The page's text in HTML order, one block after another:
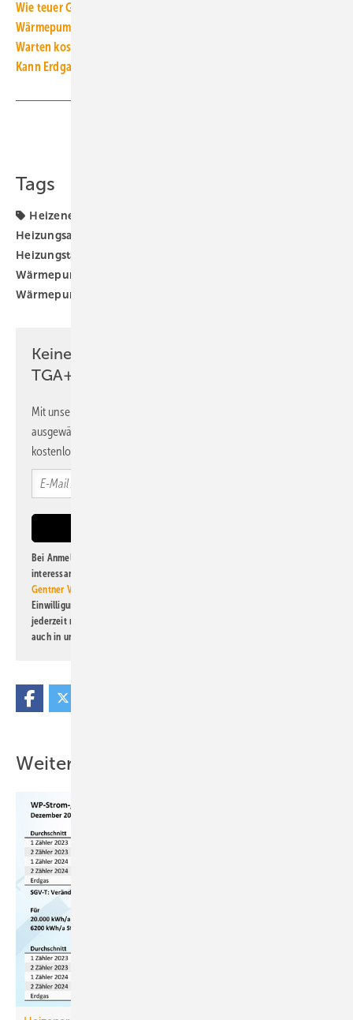
Wie teuer Gas, Heizöl und Wärmepumpenstrom wirklich sind
Wärmepumpe: Wie hoch der Förderbedarf für den Umstieg ist
Warten kostet: Wie teuer Zögern bei der Heizungswende ist
Kann Erdgas zum Heizen wieder dauerhaft „günstig“ werden?
Tags
Heizenergiekosten
Heizungsaustausch
Heizungstausch
Wärmepumpe
Wärmepumpen-Rollout
Keine Zeit? Kein Problem mit dem
TGA+E Newsletter!
Mit unserem Newsletter erhalten Sie regelmäßig von uns
ausgewählte Informationen und Neuigkeiten, gebündelt und
kostenlos direkt ins Postfach.
Bei Anmeldung zu diesem Newsletter bin ich damit einverstanden, über
interessante Verlags- und Online-Angebote
Gentner Verlag GmbH & Co. KG
Einwilligung kann ich jederzeit widerrufen und eine Abmeldung ist
jederzeit möglich. Informationen zum Umgang mit Daten finden Sie
auch in unserer
Weitere Inhalte